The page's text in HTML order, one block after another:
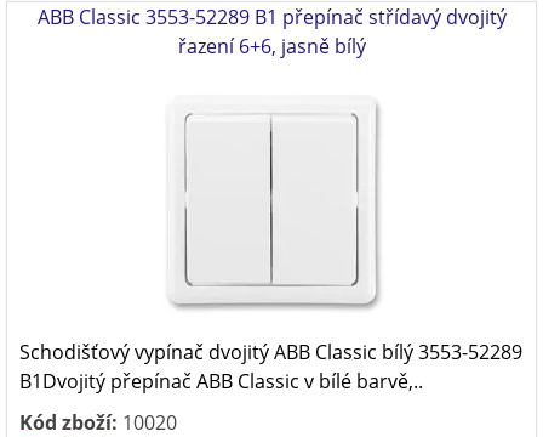
ABB Classic 3553-52289 B1 přepínač střídavý dvojitý
řazení 6+6, jasně bílý
Schodišťový vypínač dvojitý ABB Classic bílý 3553-52289
B1Dvojitý přepínač ABB Classic v bílé barvě,..
Kód zboží: 10020